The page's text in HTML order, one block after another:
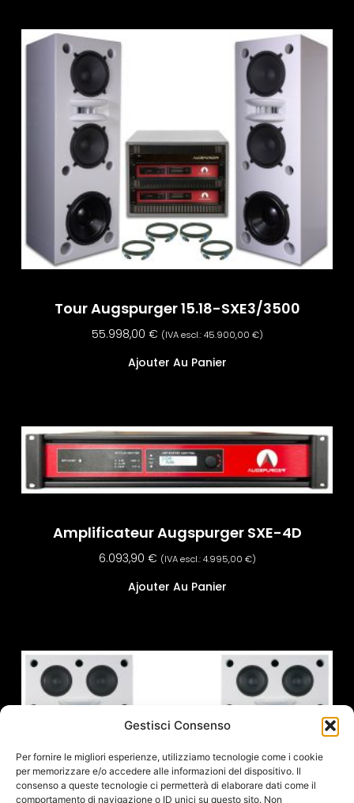
Gestisci Consenso
Per fornire le migliori esperienze, utilizziamo tecnologie come i cookie
per memorizzare e/o accedere alle informazioni del dispositivo. Il
consenso a queste tecnologie ci permetterà di elaborare dati come il
comportamento di navigazione o ID unici su questo sito. Non
Tour Augspurger 15.18-SXE3/3500
55.998,00 € (IVA escl.:45.900,00 €)
Ajouter Au Panier
Amplificateur Augspurger SXE-4D
6.093,90 € (IVA escl.:4.995,00 €)
Ajouter Au Panier